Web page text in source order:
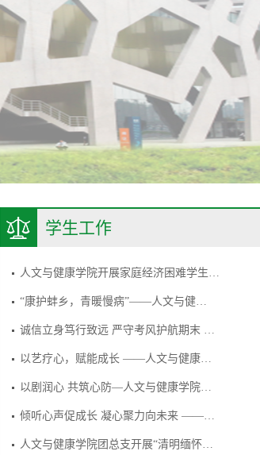
学生工作
人文与健康学院开展家庭经济困难学生…
“康护蚌乡，青暖慢病”——人文与健…
诚信立身笃行致远 严守考风护航期末 …
以艺疗心，赋能成长 ——人文与健康…
以剧润心 共筑心防—人文与健康学院…
倾听心声促成长 凝心聚力向未来 ——…
人文与健康学院团总支开展“清明缅怀…